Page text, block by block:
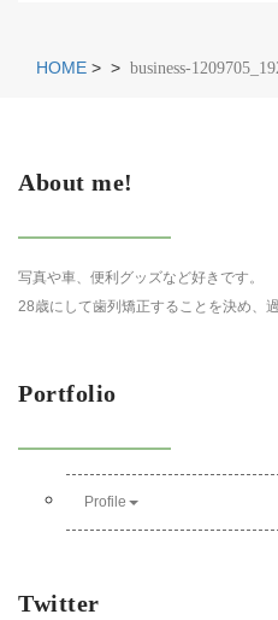
HOME > > business-
About me!
写真や車、便利グッズなど好きです。
28歳にして歯列矯正することを決め、
Portfolio
Profile
Twitter